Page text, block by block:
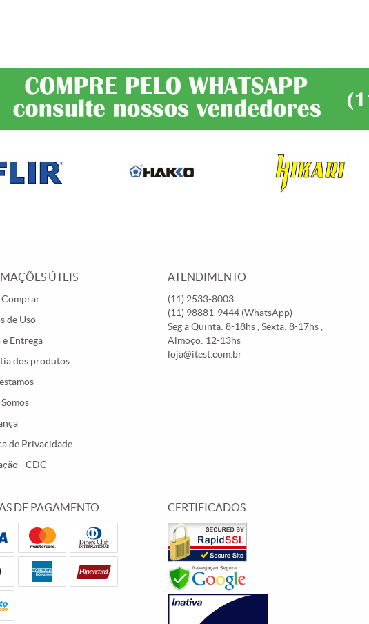
ÚTEIS
de Uso
e Entrega
dos produtos
de Privacidade
- CDC
ATENDIMENTO
(11) 2533-8003
(11) 98881-9444 (WhatsApp)
Seg a Quinta: 8-18hs , Sexta: 8-17hs ,
Almoço: 12-13hs
loja@itest.com.br
DE PAGAMENTO CERTIFICADOS